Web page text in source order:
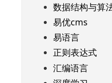
数据结构与算
易优cms
易语言
正则表达式
汇编语言